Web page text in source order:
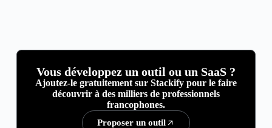
Vous développez un outil ou un SaaS ?
Ajoutez-le gratuitement sur Stackify pour le faire
découvrir à des milliers de professionnels
francophones.
Proposer un outil